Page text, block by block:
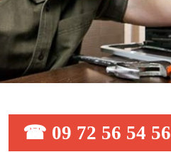
☎ 09 72 56 54 56